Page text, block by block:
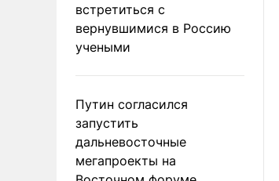
встретиться с
вернувшимися в Россию
учеными
Путин согласился
запустить
дальневосточные
мегапроекты на